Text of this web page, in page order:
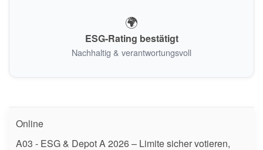
🌍
ESG-Rating bestätigt
Nachhaltig & verantwortungsvoll
Online
A03 - ESG & Depot A 2026 – Limite sicher votieren,